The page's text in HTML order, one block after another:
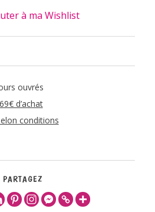
à ma Wishlist
ouvrés
d’achat
conditions
PARTAGEZ